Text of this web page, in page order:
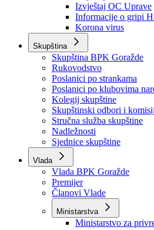
Obavještenja Vlade
Izvještajno
Izvještaj o radu
Izvještaj OC Uprave
Informacije o gripi
Korona virus
Skupština
Skupština BPK Goražde
Rukovodstvo
Poslanici po strankama
Poslanici po klubovima
Kolegij skupštine
Skupštinski odbori i komisije
Stručna služba skupštine
Nadležnosti
Sjednice skupštine
Vlada
Vlada BPK Goražde
Premijer
Članovi Vlade